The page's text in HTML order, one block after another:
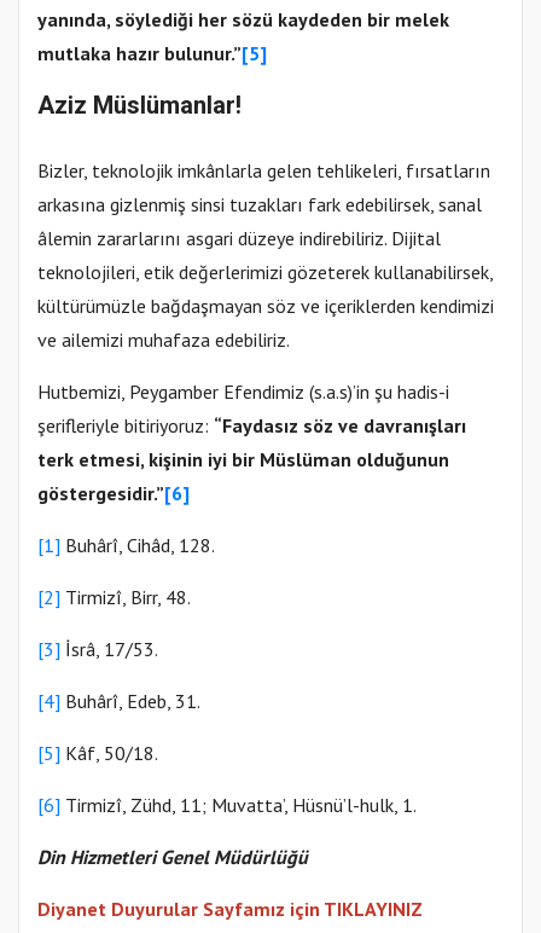
yanında, söylediği her sözü kaydeden bir melek
mutlaka hazır bulunur.”[5]
Aziz Müslümanlar!
Bizler, teknolojik imkânlarla gelen tehlikeleri, fırsatların
arkasına gizlenmiş sinsi tuzakları fark edebilirsek, sanal
âlemin zararlarını asgari düzeye indirebiliriz. Dijital
teknolojileri, etik değerlerimizi gözeterek kullanabilirsek,
kültürümüzle bağdaşmayan söz ve içeriklerden kendimizi
ve ailemizi muhafaza edebiliriz.
Hutbemizi, Peygamber Efendimiz (s.a.s)’in şu hadis-i
şerifleriyle bitiriyoruz: “Faydasız söz ve davranışları
terk etmesi, kişinin iyi bir Müslüman olduğunun
göstergesidir.”[6]
[1] Buhârî, Cihâd, 128.
[2] Tirmizî, Birr, 48.
[3] İsrâ, 17/53.
[4] Buhârî, Edeb, 31.
[5] Kâf, 50/18.
[6] Tirmizî, Zühd, 11; Muvatta’, Hüsnü’l-hulk, 1.
Din Hizmetleri Genel Müdürlüğü
Diyanet Duyurular Sayfamız için TIKLAYINIZ